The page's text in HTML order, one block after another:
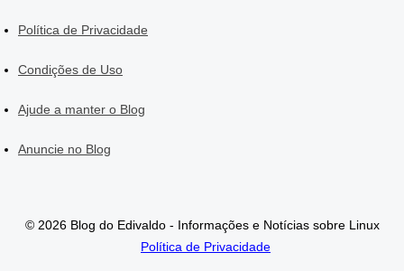
Política de Privacidade
Condições de Uso
Ajude a manter o Blog
Anuncie no Blog
© 2026 Blog do Edivaldo - Informações e Notícias sobre Linux
Política de Privacidade